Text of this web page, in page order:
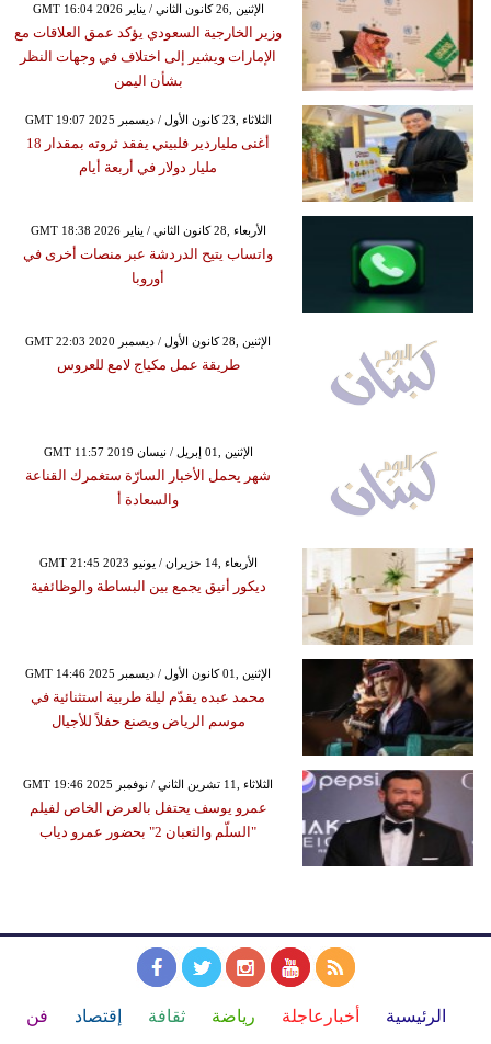
GMT 16:04 2026 الإثنين ,26 كانون الثاني / يناير
وزير الخارجية السعودي يؤكد عمق العلاقات مع
الإمارات ويشير إلى اختلاف في وجهات النظر
بشأن اليمن
GMT 19:07 2025 الثلاثاء ,23 كانون الأول / ديسمبر
أغنى ملياردير فلبيني يفقد ثروته بمقدار 18
مليار دولار في أربعة أيام
GMT 18:38 2026 الأربعاء ,28 كانون الثاني / يناير
واتساب يتيح الدردشة عبر منصات أخرى في
أوروبا
GMT 22:03 2020 الإثنين ,28 كانون الأول / ديسمبر
طريقة عمل مكياج لامع للعروس
GMT 11:57 2019 الإثنين ,01 إبريل / نيسان
شهر يحمل الأخبار السارّة ستغمرك القناعة
والسعادة أ
GMT 21:45 2023 الأربعاء ,14 حزيران / يونيو
ديكور أنيق يجمع بين البساطة والوظائفية
GMT 14:46 2025 الإثنين ,01 كانون الأول / ديسمبر
محمد عبده يقدّم ليلة طربية استثنائية في
موسم الرياض ويصنع حفلاً للأجيال
GMT 19:46 2025 الثلاثاء ,11 تشرين الثاني / نوفمبر
عمرو يوسف يحتفل بالعرض الخاص لفيلم
"السلّم والثعبان 2" بحضور عمرو دياب
الرئيسية أخبارعاجلة رياضة ثقافة إقتصاد فن